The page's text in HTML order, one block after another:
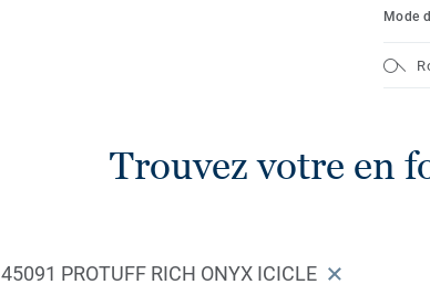
Mode
Trouvez votre en
45091 PROTUFF RICH ONYX ICICLE